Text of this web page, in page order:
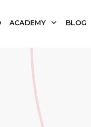
ACADEMY BLOG